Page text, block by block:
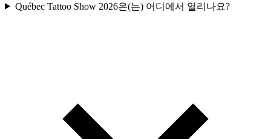
Québec Tattoo Show 2026은(는) 어디에서 열리나요?